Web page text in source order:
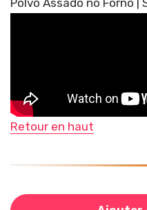
Retour en haut